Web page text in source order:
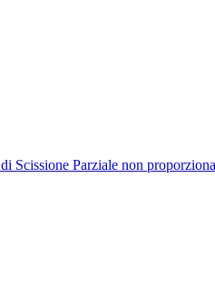
Scissione Parziale non